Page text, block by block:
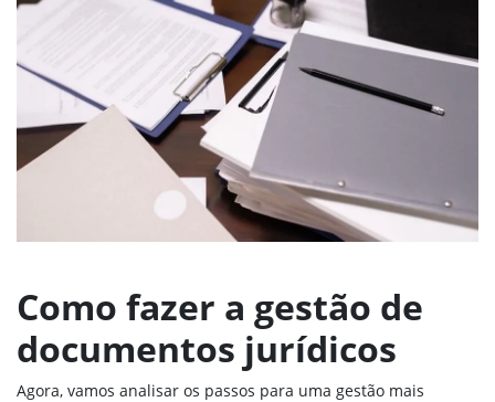
Como fazer a gestão de
documentos jurídicos
Agora, vamos analisar os passos para uma gestão mais